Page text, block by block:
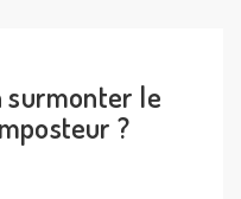
surmonter le
?